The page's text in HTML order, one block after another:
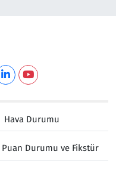
Hava Durumu
Puan Durumu ve Fikstür